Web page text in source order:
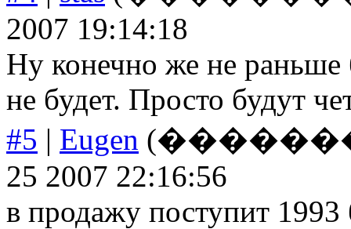
2007 19:14:18
Ну конечно же не раньше
не будет. Просто будут
#5 | Eugen
25 2007 22:16:56
в продажу поступит 1993